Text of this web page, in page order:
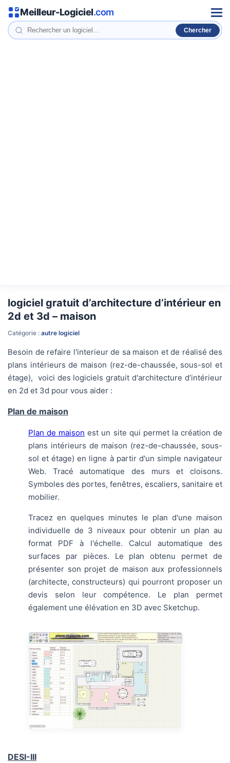
Meilleur-Logiciel.com
logiciel gratuit d’architecture d’intérieur en
2d et 3d – maison
Catégorie : autre logiciel
Besoin de refaire l'interieur de sa maison et de réalisé des
plans intérieurs de maison (rez-de-chaussée, sous-sol et
étage), voici des logiciels gratuitd'architecture d’intérieur
en 2d et 3d pour vous aider :
Plan de maison
Plan de maison est un site qui permet la création de
plans intérieurs de maison (rez-de-chaussée, sous-
sol et étage) en ligne à partir d'un simple navigateur
Web. Tracé automatique des murs et cloisons.
Symboles des portes, fenêtres, escaliers, sanitaire et
mobilier.
Tracez en quelques minutes le plan d'une maison
individuelle de 3 niveaux pour obtenir un plan au
format PDF à l'échelle. Calcul automatique des
surfaces par pièces. Le plan obtenu permet de
présenter son projet de maison aux professionnels
(architecte, constructeurs) qui pourront proposer un
devis selon leur compétence. Le plan permet
également une élévation en 3D avec Sketchup.
DESI-III